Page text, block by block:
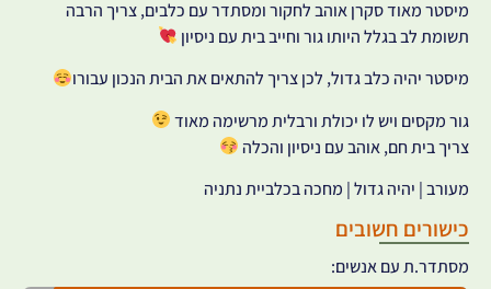
מיסטר מאוד סקרן אוהב לחקור ומסתדר עם כלבים, צריך הרבה
תשומת לב בגלל היותו גור וחייב בית עם ניסיון
מיסטר יהיה כלב גדול, לכן צריך להתאים את הבית הנכון עבורו
גור מקסים ויש לו יכולת ורבלית מרשימה מאוד
צריך בית חם, אוהב עם ניסיון והכלה
מעורב | יהיה גדול | מחכה בכלביית נתניה
כישורים חשובים
מסתדר.ת עם אנשים: